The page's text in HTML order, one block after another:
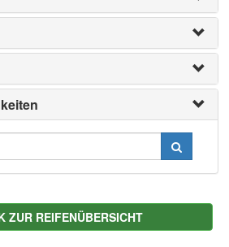
ZUR REIFENÜBERSICHT